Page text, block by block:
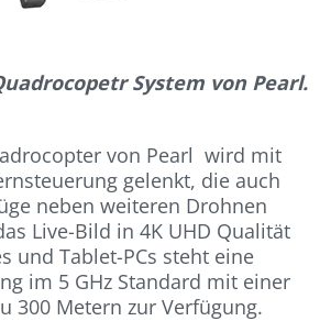
System von Pearl.
von Pearl wird mit
gelenkt, die auch
neben weiteren Drohnen
Live-Bild in 4K UHD Qualität
und Tablet-PCs steht eine
im 5 GHz Standard mit einer
300 Metern zur Verfügung.